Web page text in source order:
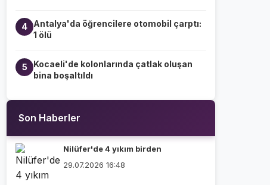
4
Antalya'da öğrencilere otomobil çarptı:
1 ölü
5
Kocaeli'de kolonlarında çatlak oluşan
bina boşaltıldı
Son Haberler
Nilüfer'de 4 yıkım birden
29.07.2026 16:48